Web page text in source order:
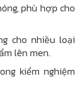
phù hợp cho
cho nhiều loại
lên men.
kiểm nghiệm